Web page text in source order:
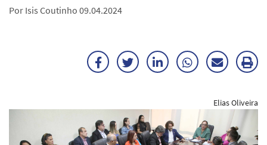
Por Isis Coutinho 09.04.2024
FacebookTwitterLinkedInWhatsApp
Enviar
E-
mail
Elias Oliveira